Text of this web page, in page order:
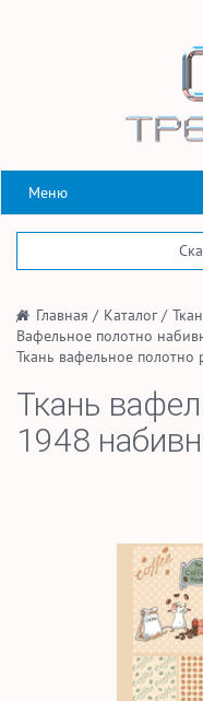
Меню
/ Главная / Каталог/
Вафельное полотно
Ткань вафельное полотно
Ткань
1948